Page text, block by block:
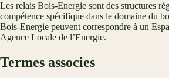
Les relais Bois-Energie sont des structures
compétence spécifique dans le domaine du
Bois-Energie peuvent correspondre à un
Agence Locale de l’Energie.
Termes associes